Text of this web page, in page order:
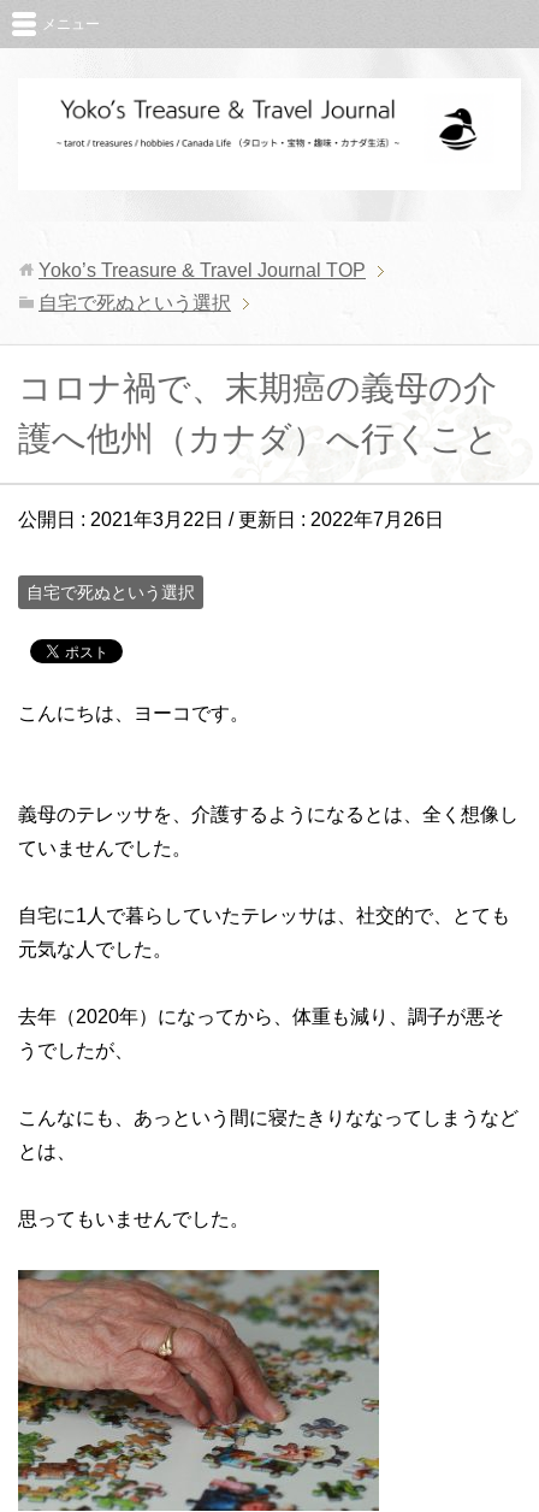
メニュー
Yoko’s Treasure & Travel Journal TOP
自宅で死ぬという選択
コロナ禍で、末期癌の義母の介
護へ他州（カナダ）へ行くこと
公開日 : 2021年3月22日 / 更新日 : 2022年7月26日
自宅で死ぬという選択
こんにちは、ヨーコです。
義母のテレッサを、介護するようになるとは、全く想像し
ていませんでした。
自宅に1人で暮らしていたテレッサは、社交的で、とても
元気な人でした。
去年（2020年）になってから、体重も減り、調子が悪そ
うでしたが、
こんなにも、あっという間に寝たきりななってしまうなど
とは、
思ってもいませんでした。